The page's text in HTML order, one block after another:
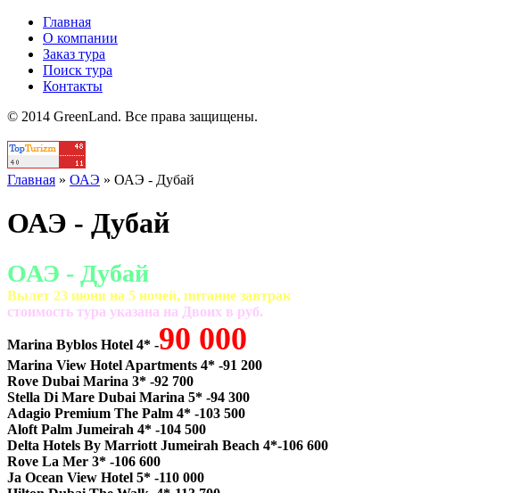
Главная
О компании
Заказ тура
Поиск тура
Контакты
© 2014 GreenLand. Все права защищены.
Главная » ОАЭ » ОАЭ - Дубай
ОАЭ - Дубай
ОАЭ - Дубай
Вылет 23 июня на 5 ночей, питание завтрак
cтоимость тура указана на Двоих в руб.
Marina Byblos Hotel 4* -90 000
Marina View Hotel Apartments 4* -91 200
Rove Dubai Marina 3* -92 700
Stella Di Mare Dubai Marina 5* -94 300
Adagio Premium The Palm 4* -103 500
Aloft Palm Jumeirah 4* -104 500
Delta Hotels By Marriott Jumeirah Beach 4*-106 600
Rove La Mer 3* -106 600
Ja Ocean View Hotel 5* -110 000